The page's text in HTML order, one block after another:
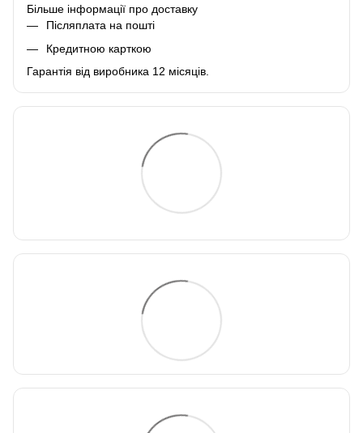
Більше інформації про доставку
Післяплата на пошті
Кредитною карткою
Гарантія від виробника 12 місяців.